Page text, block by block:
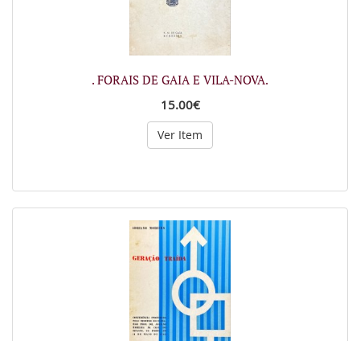
. FORAIS DE GAIA E VILA-NOVA.
15.00€
Ver Item